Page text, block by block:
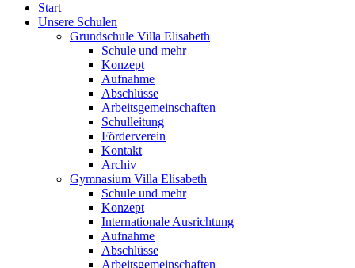
Start
Unsere Schulen
Grundschule Villa Elisabeth
Schule und mehr
Konzept
Aufnahme
Abschlüsse
Arbeitsgemeinschaften
Schulleitung
Förderverein
Kontakt
Archiv
Gymnasium Villa Elisabeth
Schule und mehr
Konzept
Internationale Ausrichtung
Aufnahme
Abschlüsse
Arbeitsgemeinschaften